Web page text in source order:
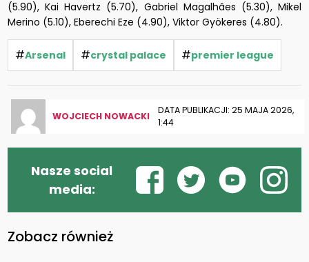
(5.90), Kai Havertz (5.70), Gabriel Magalhães (5.30), Mikel
Merino (5.10), Eberechi Eze (4.90), Viktor Gyökeres (4.80).
#Arsenal #crystal palace #premier league
WOJCIECH NOWACKI
DATA PUBLIKACJI: 25 MAJA 2026,
1:44
Nasze social
media:
Zobacz również